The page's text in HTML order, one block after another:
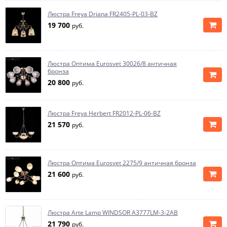
Люстра Freya Driana FR2405-PL-03-BZ
19 700 руб.
Люстра Оптима Eurosvet 30026/8 античная
бронза
20 800 руб.
Люстра Freya Herbert FR2012-PL-06-BZ
21 570 руб.
Люстра Оптима Eurosvet 2275/9 античная бронза
21 600 руб.
Люстра Arte Lamp WINDSOR A3777LM-3-2AB
21 790 руб.